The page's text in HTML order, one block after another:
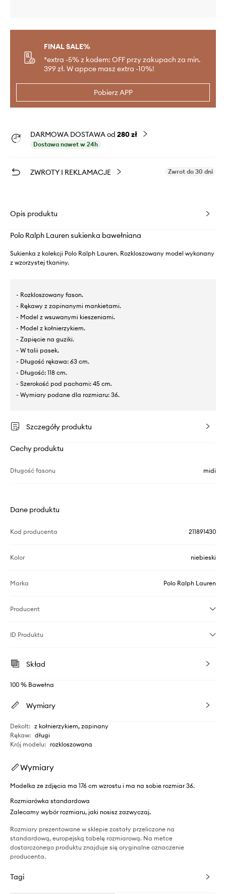
FINAL SALE%
*extra -5% z kodem: OFF przy zakupach za min.
399 zł. W appce masz extra -10%!
Pobierz APP
DARMOWA DOSTAWA od 280 zł
Dostawa nawet w 24h
ZWROTY I REKLAMACJE Zwrot do 30 dni
Opis produktu
Polo Ralph Lauren sukienka bawełniana
Sukienka z kolekcji Polo Ralph Lauren. Rozkloszowany model wykonany
z wzorzystej tkaniny.
- Rozkloszowany fason.
- Rękawy z zapinanymi mankietami.
- Model z wsuwanymi kieszeniami.
- Model z kołnierzykiem.
- Zapięcie na guziki.
- W talii pasek.
- Długość rękawa: 63 cm.
- Długość: 118 cm.
- Szerokość pod pachami: 45 cm.
- Wymiary podane dla rozmiaru: 36.
Szczegóły produktu
Cechy produktu
Długość fasonu midi
Dane produktu
Kod producenta 211891430
Kolor niebieski
Marka Polo Ralph Lauren
Producent
ID Produktu
Skład
100 % Bawełna
Wymiary
Dekolt: z kołnierzykiem, zapinany
Rękaw: długi
Krój modelu: rozkloszowana
Wymiary
Modelka ze zdjęcia ma 176 cm wzrostu i ma na sobie rozmiar 36.
Rozmiarówka standardowa
Zalecamy wybór rozmiaru, jaki nosisz zazwyczaj.
Rozmiary prezentowane w sklepie zostały przeliczone na
standardową, europejską tabelę rozmiarową. Na metce
dostarczonego produktu znajduje się oryginalne oznaczenie
producenta.
Tagi